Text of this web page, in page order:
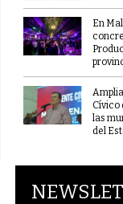
En
Cívico
las
del